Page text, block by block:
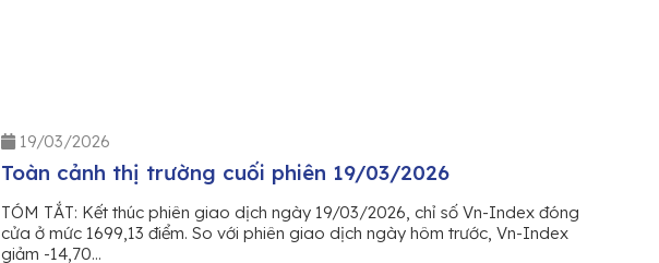
19/03/2026
Toàn cảnh thị trường cuối phiên 19/03/2026
TÓM TẮT: Kết thúc phiên giao dịch ngày 19/03/2026, chỉ số Vn-Index đóng
cửa ở mức 1699,13 điểm. So với phiên giao dịch ngày hôm trước, Vn-Index
giảm -14,70...